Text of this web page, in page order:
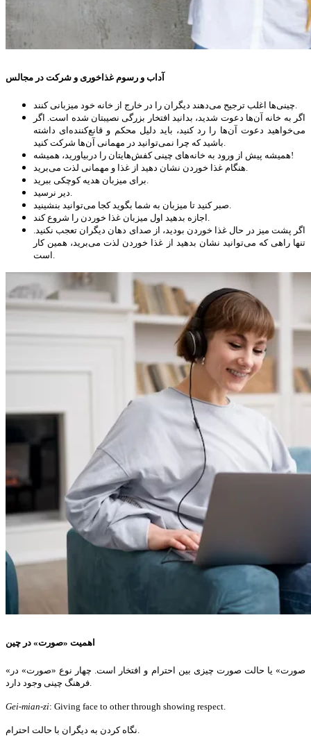
آداب و رسوم غذاخوری و شرکت در مجالس
اگر به خانه آن‌ها دعوت شدید، بدانید افتخار بزرگی نصیبتان شده است. اگر
می‌خواهید دعوت آن‌ها را رد کنید، باید دلیل محکم و قانع‌کننده‌ای داشته
همیشه پیش از ورود به خانه‌های چینی کفش‌هایتان را دربیاورید، همیشه!
اگر پشت میز در حال غذا خوردن بودید، از صدای دهان دیگران تعجب نکنید.
تنها راهی که می‌توانید نشان بدهید از غذا خوردن لذت می‌برید، همین کار
اهمیت «صورت» در چین
«صورت» یا حالت صورت چیزی بین احترام و افتخار است. چهار نوع «صورت» در
Gei-mian-zi: Giving face to other through showing respect.